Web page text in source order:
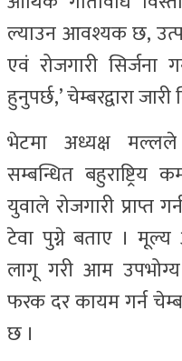
ल्याउन आवश्यक छ,
एवं रोजगारी सिर्जना
हुनुपर्छ,’ चेम्बरद्वारा
भेटमा अध्यक्ष मल्लले
सम्बन्धित
युवाले रोजगारी प्राप्त
टेवा पुग्ने बताए । मूल्य
लागू गरी आम
फरक दर कायम गर्न
छ ।